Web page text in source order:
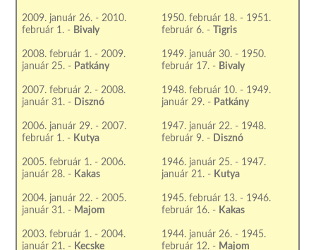
2009. január 26. - 2010.
február 1. - Bivaly
2008. február 1. - 2009.
január 25. - Patkány
2007. február 2. - 2008.
január 31. - Disznó
2006. január 29. - 2007.
február 1. - Kutya
2005. február 1. - 2006.
január 28. - Kakas
2004. január 22. - 2005.
január 31. - Majom
2003. február 1. - 2004.
január 21. - Kecske
1950. február 18. - 1951.
február 6. -Tigris
1949. január 30. - 1950.
február 17. - Bivaly
1948. február 10. - 1949.
január 29. - Patkány
1947. január 22. - 1948.
február 9. - Disznó
1946. január 25. - 1947.
január 21. - Kutya
1945. február 13. - 1946.
február 16. - Kakas
1944. január 26. - 1945.
február 12. - Majom